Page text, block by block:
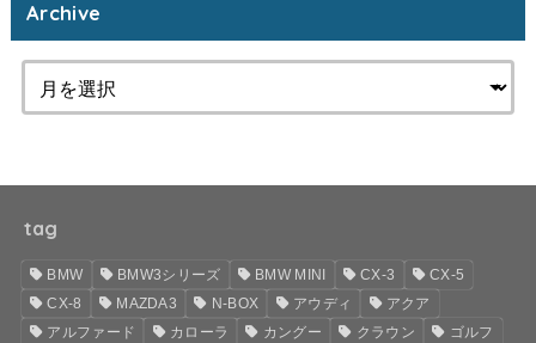
Archive
tag
BMW BMW3シリーズ BMW MINI CX-3
CX-5
CX-8
MAZDA3 N-BOX アウディ
アクア
アルファード
カローラ カングー クラウン
ゴルフ